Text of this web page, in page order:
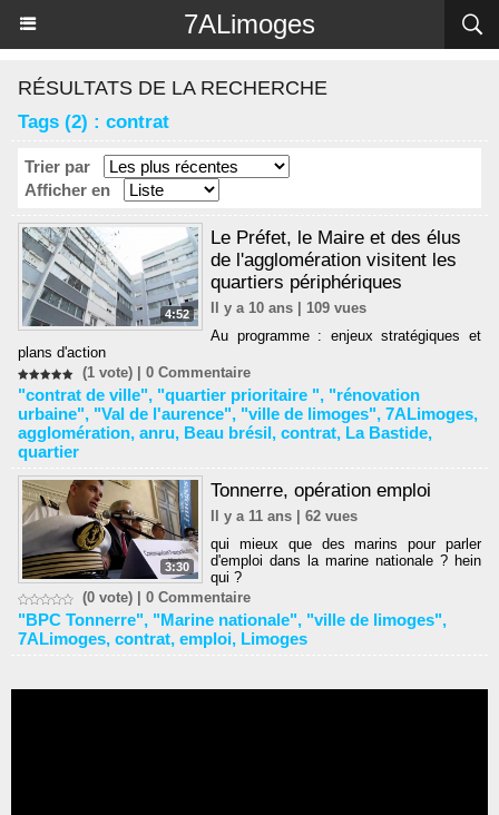
7ALimoges
RÉSULTATS DE LA RECHERCHE
Tags (2) : contrat
Trier par
Afficher en
4:52
Le Préfet, le Maire et des élus
de l'agglomération visitent les
quartiers périphériques
Il y a 10 ans | 109 vues
Au programme : enjeux stratégiques et
plans d'action
(1 vote) | 0 Commentaire
"contrat de ville", "quartier prioritaire ", "rénovation
urbaine", "Val de l'aurence", "ville de limoges", 7ALimoges,
agglomération, anru, Beau brésil, contrat, La Bastide,
quartier
3:30
Tonnerre, opération emploi
Il y a 11 ans | 62 vues
qui mieux que des marins pour parler
d'emploi dans la marine nationale ? hein
qui ?
(0 vote) | 0 Commentaire
"BPC Tonnerre", "Marine nationale", "ville de limoges",
7ALimoges, contrat, emploi, Limoges